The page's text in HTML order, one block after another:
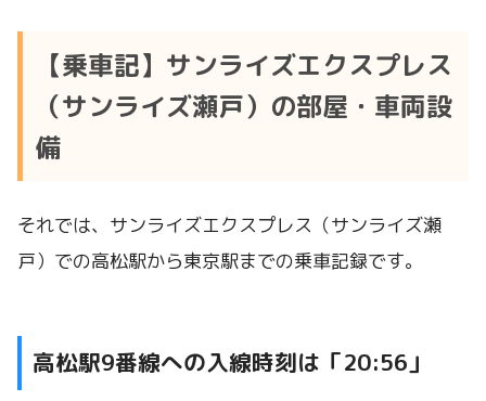
【乗車記】サンライズエクスプレス
（サンライズ瀬戸）の部屋・車両設
備
それでは、サンライズエクスプレス（サンライズ瀬
戸）での高松駅から東京駅までの乗車記録です。
高松駅9番線への入線時刻は「20:56」